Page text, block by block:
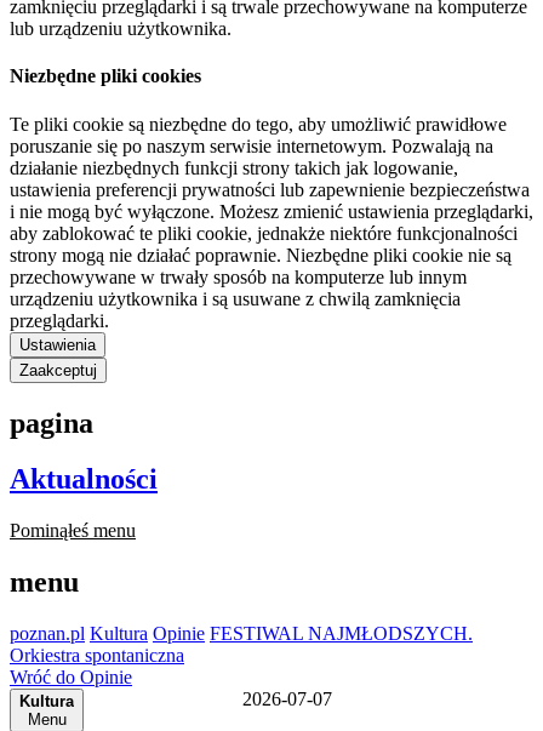
zamknięciu przeglądarki i są trwale przechowywane na komputerze
lub urządzeniu użytkownika.
Niezbędne pliki cookies
Te pliki cookie są niezbędne do tego, aby umożliwić prawidłowe
poruszanie się po naszym serwisie internetowym. Pozwalają na
działanie niezbędnych funkcji strony takich jak logowanie,
ustawienia preferencji prywatności lub zapewnienie bezpieczeństwa
i nie mogą być wyłączone. Możesz zmienić ustawienia przeglądarki,
aby zablokować te pliki cookie, jednakże niektóre funkcjonalności
strony mogą nie działać poprawnie. Niezbędne pliki cookie nie są
przechowywane w trwały sposób na komputerze lub innym
urządzeniu użytkownika i są usuwane z chwilą zamknięcia
przeglądarki.
Ustawienia
Zaakceptuj
pagina
Aktualności
Pominąłeś menu
menu
poznan.pl Kultura Opinie FESTIWAL NAJMŁODSZYCH.
Orkiestra spontaniczna
Wróć do Opinie
Kultura
Menu
2026-07-07